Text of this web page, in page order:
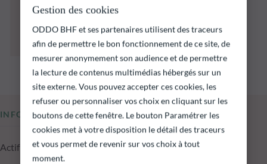
préjugent pas des performances futures et ne
L’atteinte des objectifs d’investissement ne
peut être garantie.
INFORMATIONS CLÉS
Actif net du fonds au 05.08.2026
Gestion des cookies
ODDO BHF et ses partenaires utilisent des traceurs
afin de permettre le bon fonctionnement de ce site, de
mesurer anonymement son audience et de permettre
la lecture de contenus multimédias hébergés sur un
site externe. Vous pouvez accepter ces cookies, les
refuser ou personnaliser vos choix en cliquant sur les
boutons de cette fenêtre. Le bouton Paramétrer les
cookies met à votre disposition le détail des traceurs
et vous permet de revenir sur vos choix à tout
moment.